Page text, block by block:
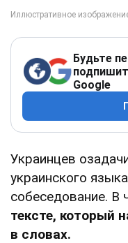
Будьте
Google
Украинцев
украинского
собеседование. В
тексте, который
в словах.